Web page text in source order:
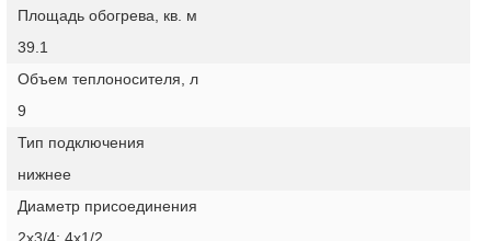
Площадь обогрева, кв. м
39.1
Объем теплоносителя, л
9
Тип подключения
нижнее
Диаметр присоединения